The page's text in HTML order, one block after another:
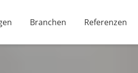
Branchen Referenzen